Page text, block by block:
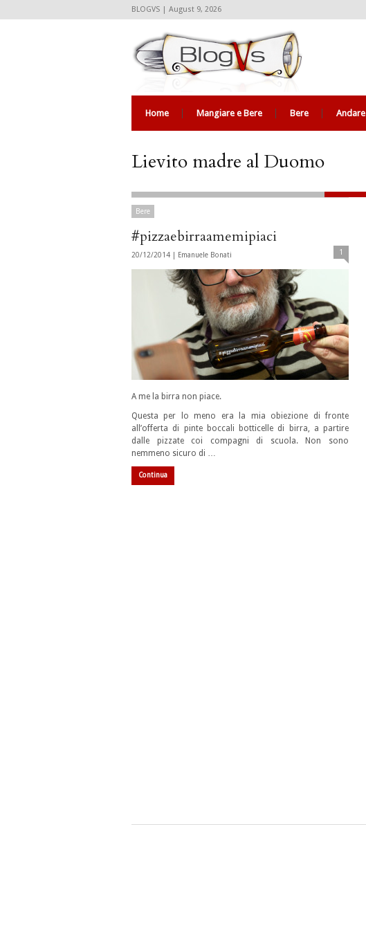
BLOGVS | August 9, 2026
Home Mangiare e Bere Bere Andare
Lievito madre al Duomo
Bere
#pizzaebirraamemipiaci
20/12/2014 | Emanuele Bonati 1
A me la birra non piace.
Questa per lo meno era la mia obiezione di fronte
all’offerta di pinte boccali botticelle di birra, a partire
dalle pizzate coi compagni di scuola. Non sono
nemmeno sicuro di …
Continua